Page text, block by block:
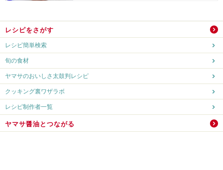
レシピをさがす
レシピ簡単検索
旬の食材
ヤマサのおいしさ太鼓判レシピ
クッキング裏ワザラボ
レシピ制作者一覧
ヤマサ醤油とつながる